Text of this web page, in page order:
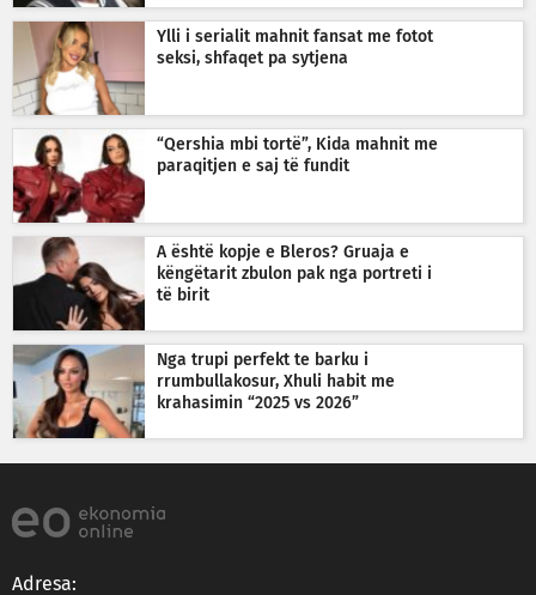
Ylli i serialit mahnit fansat me fotot
seksi, shfaqet pa sytjena
“Qershia mbi tortë”, Kida mahnit me
paraqitjen e saj të fundit
A është kopje e Bleros? Gruaja e
këngëtarit zbulon pak nga portreti i
të birit
Nga trupi perfekt te barku i
rrumbullakosur, Xhuli habit me
krahasimin “2025 vs 2026”
Adresa: